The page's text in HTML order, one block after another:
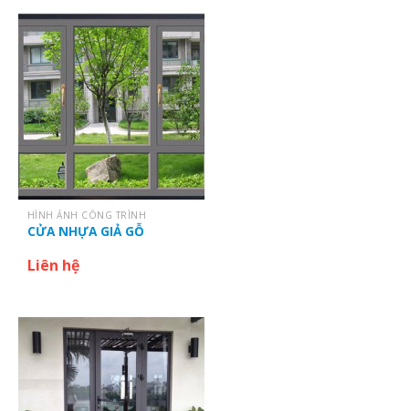
HÌNH ẢNH CÔNG TRÌNH
CỬA NHỰA GIẢ GỖ
Liên hệ